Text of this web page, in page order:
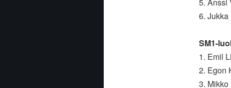
5. Anssi
6.
SM1-
1. Emil
2. Egon
3.